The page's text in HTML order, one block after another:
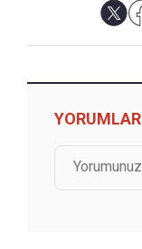
YORUMLAR